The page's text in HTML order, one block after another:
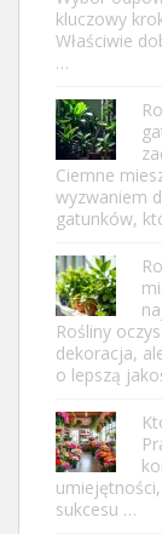
kluczowy
Właściwie
…
Ciemne
wyzwaniem
gatunków,
Rośliny
dekoracja,
o lepszą
sukcesu …